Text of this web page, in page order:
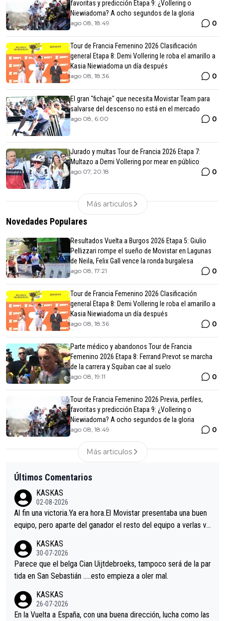
favoritas y predicción Etapa 9: ¿Vollering o
Niewiadoma? A ocho segundos de la gloria
ago 08, 18:49 0
Tour de Francia Femenino 2026 Clasificación
general Etapa 8: Demi Vollering le roba el amarillo a
Kasia Niewiadoma un día después
ago 08, 18:36 0
El gran "fichaje" que necesita Movistar Team para
salvarse del descenso no está en el mercado
ago 08, 6:00 0
Jurado y multas Tour de Francia 2026 Etapa 7:
Multazo a Demi Vollering por mear en público
ago 07, 20:18 0
Más articulos
Novedades Populares
Resultados Vuelta a Burgos 2026 Etapa 5: Giulio
Pellizzari rompe el sueño de Movistar en Lagunas
de Neila, Felix Gall vence la ronda burgalesa
ago 08, 17:21 0
Tour de Francia Femenino 2026 Clasificación
general Etapa 8: Demi Vollering le roba el amarillo a
Kasia Niewiadoma un día después
ago 08, 18:36 0
Parte médico y abandonos Tour de Francia
Femenino 2026 Etapa 8: Ferrand Prevot se marcha
de la carrera y Squiban cae al suelo
ago 08, 19:11 0
Tour de Francia Femenino 2026 Previa, perfiles,
favoritas y predicción Etapa 9: ¿Vollering o
Niewiadoma? A ocho segundos de la gloria
ago 08, 18:49 0
Más articulos
Últimos Comentarios
KASKAS
02-08-2026
Al fin una victoria.Ya era hora.El Movistar presentaba una buen
equipo, pero aparte del ganador el resto del equipo a verlas ve
s.La única buena noticia es la mejoría de Enric Más en San Seb
astian.Si en la Vuelta a Burgos sigue la mejoría, podríamos ten
er alguna sorpresa en la Vuelta.Ojalá.
KASKAS
30-07-2026
Parece que el belga Cian Uijtdebroeks, tampoco será de la par
tida en San Sebastián …..esto empieza a oler mal.
KASKAS
26-07-2026
En la Vuelta a España, con una buena dirección, lucha como las